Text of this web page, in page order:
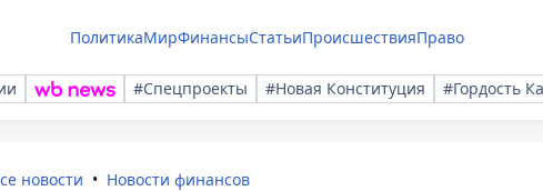
ПолитикаМирФинансыСтатьиПроисшествияПраво
#Спецпроекты #Новая Конституция #Гордость
новости Новости финансов